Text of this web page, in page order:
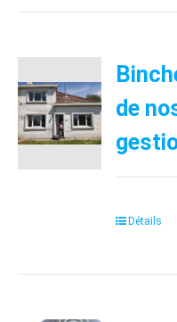
de
Détails